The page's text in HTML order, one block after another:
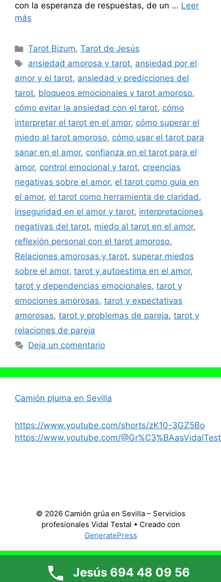
con la esperanza de respuestas, de un … Leer
más
Categorías
Tarot Bizum,Tarot de Jesús
Etiquetas
ansiedad amorosa y tarot, ansiedad por el
amor y el tarot, ansiedad y predicciones del
tarot, bloqueos emocionales y tarot amoroso,
cómo evitar la ansiedad con el tarot, cómo
interpretar el tarot en el amor, cómo superar el
miedo al tarot amoroso, cómo usar el tarot para
sanar en el amor, confianza en el tarot para el
amor, control emocional y tarot, creencias
negativas sobre el amor, el tarot como guía en
el amor, el tarot como herramienta de claridad,
inseguridad en el amor y tarot, interpretaciones
negativas del tarot, miedo al tarot en el amor,
reflexión personal con el tarot amoroso,
Relaciones amorosas y tarot, superar miedos
sobre el amor, tarot y autoestima en el amor,
tarot y dependencias emocionales, tarot y
emociones amorosas, tarot y expectativas
amorosas, tarot y problemas de pareja, tarot y
relaciones de pareja
Deja un comentario
Camión pluma en Sevilla
https://www.youtube.com/shorts/zK10-3GZ5Bo
https://www.youtube.com/
© 2026 Camión grúa en Sevilla – Servicios
profesionales Vidal Testal • Creado con
GeneratePress
Jesús 694 48 09 56